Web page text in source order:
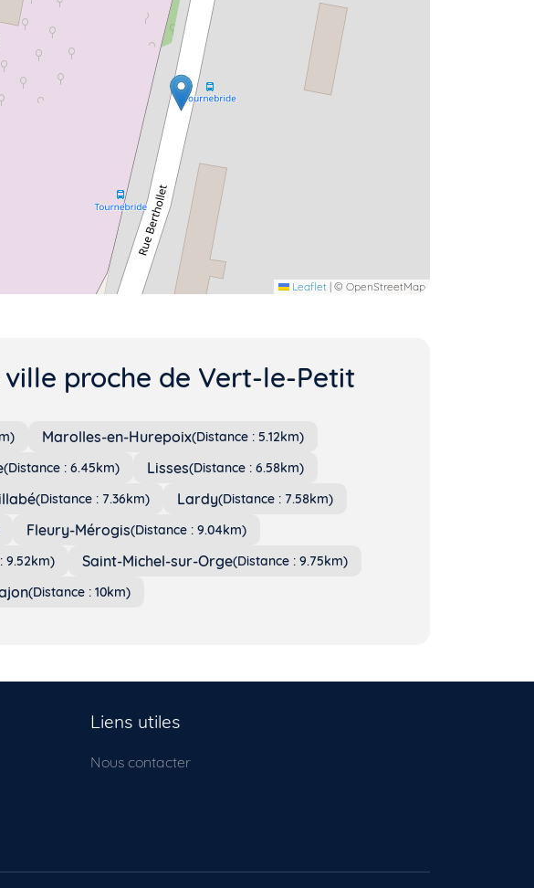
Leaflet | © OpenStreetMap
proche de Vert-le-Petit
Marolles-en-Hurepoix(Distance : 5.12km)
(Distance : 6.45km) Lisses(Distance : 6.58km)
(Distance : 7.36km) Lardy(Distance : 7.58km)
Fleury-Mérogis(Distance : 9.04km)
9.52km) Saint-Michel-sur-Orge(Distance : 9.75km)
(Distance : 10km)
Liens utiles
Nous contacter